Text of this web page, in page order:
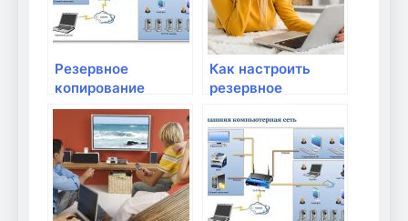
Резервное
копирование
данных и их
защита от потери
Как настроить
резервное
роутере?